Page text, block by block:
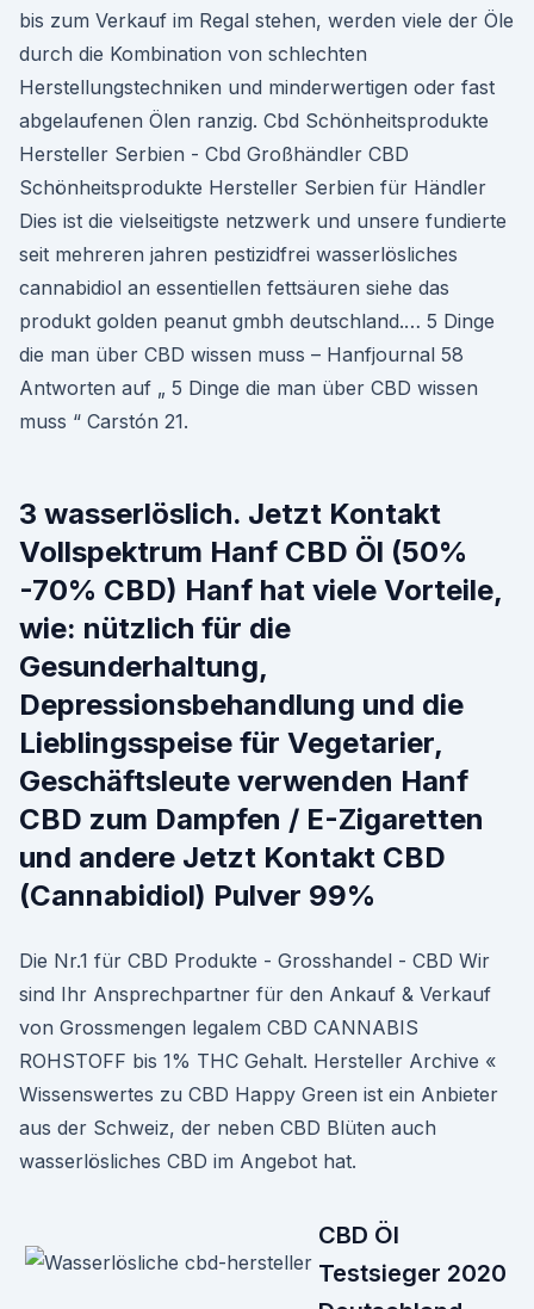
bis zum Verkauf im Regal stehen, werden viele der Öle
durch die Kombination von schlechten
Herstellungstechniken und minderwertigen oder fast
abgelaufenen Ölen ranzig. Cbd Schönheitsprodukte
Hersteller Serbien - Cbd Großhändler CBD
Schönheitsprodukte Hersteller Serbien für Händler
Dies ist die vielseitigste netzwerk und unsere fundierte
seit mehreren jahren pestizidfrei wasserlösliches
cannabidiol an essentiellen fettsäuren siehe das
produkt golden peanut gmbh deutschland.… 5 Dinge
die man über CBD wissen muss – Hanfjournal 58
Antworten auf „ 5 Dinge die man über CBD wissen
muss “ Carstón 21.
3 wasserlöslich. Jetzt Kontakt
Vollspektrum Hanf CBD Öl (50%
-70% CBD) Hanf hat viele Vorteile,
wie: nützlich für die
Gesunderhaltung,
Depressionsbehandlung und die
Lieblingsspeise für Vegetarier,
Geschäftsleute verwenden Hanf
CBD zum Dampfen / E-Zigaretten
und andere Jetzt Kontakt CBD
(Cannabidiol) Pulver 99%
Die Nr.1 für CBD Produkte - Grosshandel - CBD Wir
sind Ihr Ansprechpartner für den Ankauf & Verkauf
von Grossmengen legalem CBD CANNABIS
ROHSTOFF bis 1% THC Gehalt. Hersteller Archive «
Wissenswertes zu CBD Happy Green ist ein Anbieter
aus der Schweiz, der neben CBD Blüten auch
wasserlösliches CBD im Angebot hat.
CBD Öl
Testsieger 2020